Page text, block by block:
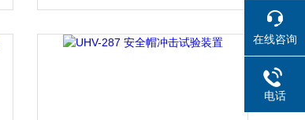
在线咨询
电话